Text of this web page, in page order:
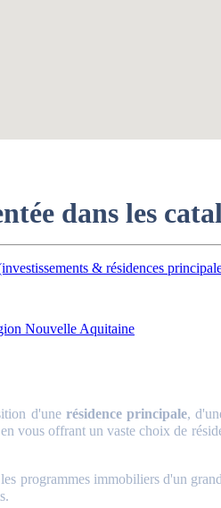
dans les
& résidences
Nouvelle Aquitaine
d'une résidence principale,
vous offrant un vaste choix de
programmes immobiliers d'un